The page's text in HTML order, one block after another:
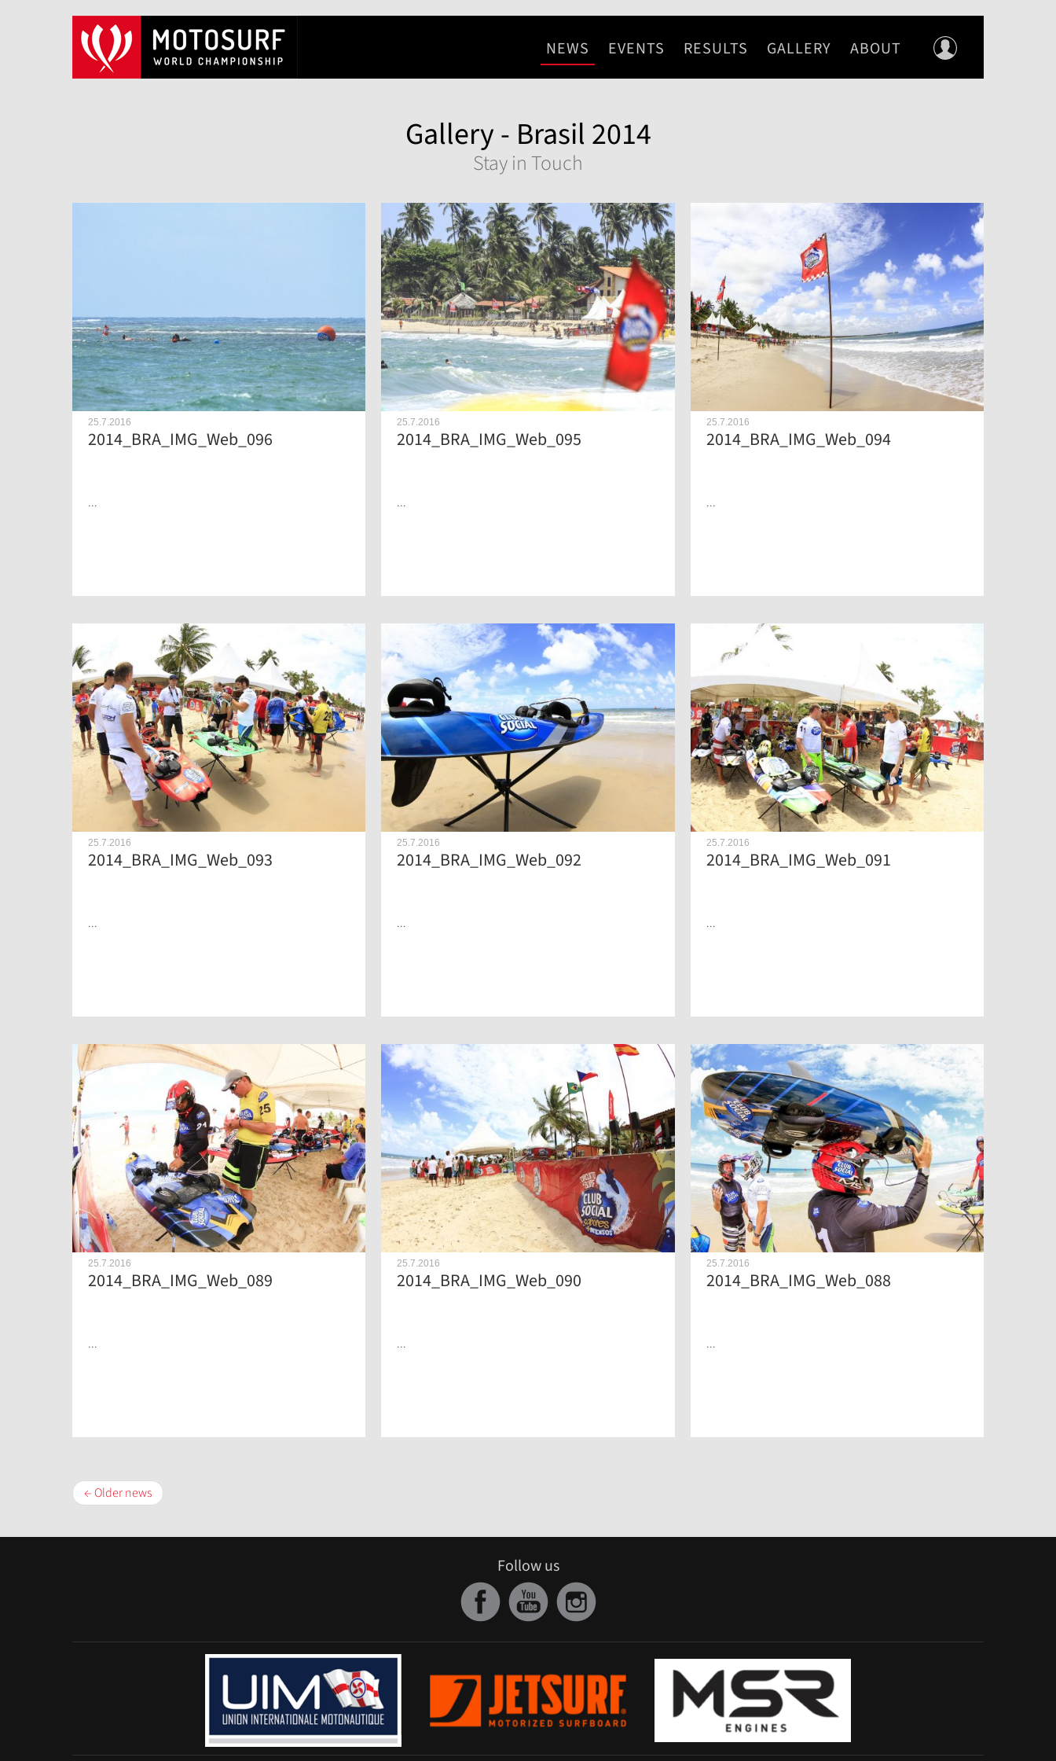
NEWS EVENTS RESULTS GALLERY ABOUT
Gallery - Brasil 2014
Stay in Touch
25.7.2016
2014_BRA_IMG_Web_096
...
25.7.2016
2014_BRA_IMG_Web_095
...
25.7.2016
2014_BRA_IMG_Web_094
...
25.7.2016
2014_BRA_IMG_Web_093
...
25.7.2016
2014_BRA_IMG_Web_092
...
25.7.2016
2014_BRA_IMG_Web_091
...
25.7.2016
2014_BRA_IMG_Web_089
...
25.7.2016
2014_BRA_IMG_Web_090
...
25.7.2016
2014_BRA_IMG_Web_088
...
← Older news
Follow us